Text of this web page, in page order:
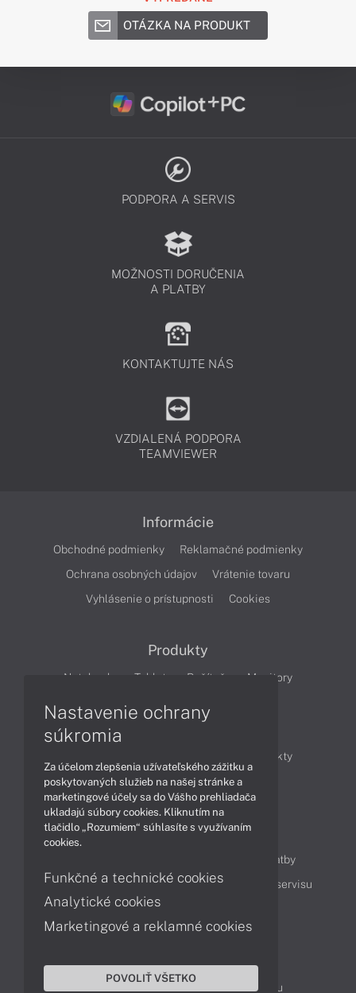
OTÁZKA NA PRODUKT
PODPORA A SERVIS
MOŽNOSTI DORUČENIA
A PLATBY
KONTAKTUJTE NÁS
VZDIALENÁ PODPORA
TEAMVIEWER
Informácie
Obchodné podmienky
Reklamačné podmienky
Ochrana osobných údajov
Vrátenie tovaru
Vyhlásenie o prístupnosti
Cookies
Produkty
Notebooky Tablety Počítače Monitory
Produkty
Technológie
Videá
Obsah
Možnosti doručenia a platby
Podpora a servis
Servisné služby Cenník servisu
Kontakty
043 4224 771
Obchodné oddelenie
Reklamácia tovaru
Nastavenie ochrany
súkromia
Za účelom zlepšenia užívateľského zážitku a
poskytovaných služieb na našej stránke a
marketingové účely sa do Vášho prehliadača
ukladajú súbory cookies. Kliknutím na
tlačidlo „Rozumiem“ súhlasíte s využívaním
cookies.
Funkčné a technické cookies
Analytické cookies
Marketingové a reklamné cookies
POVOLIŤ VŠETKO